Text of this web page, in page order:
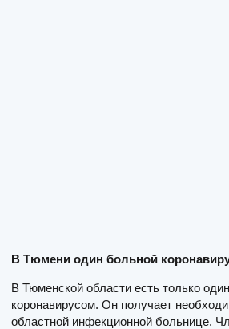
В Тюмени один больной
В Тюменской области есть только
коронавирусом. Он получает
областной инфекционной больнице.